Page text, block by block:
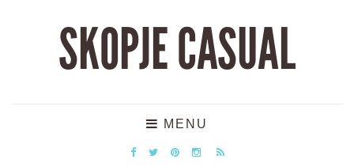
SKOPJE CASUAL
MENU